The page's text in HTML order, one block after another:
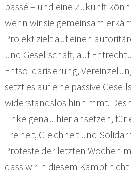
passé – und eine Zukunft
wenn wir sie gemeinsam
Projekt zielt auf einen
und Gesellschaft, auf
Entsolidarisierung,
setzt es auf eine passive
widerstandslos hinnimmt.
Linke genau hier ansetzen, für
Freiheit, Gleichheit und
Proteste der letzten Wochen
dass wir in diesem Kampf